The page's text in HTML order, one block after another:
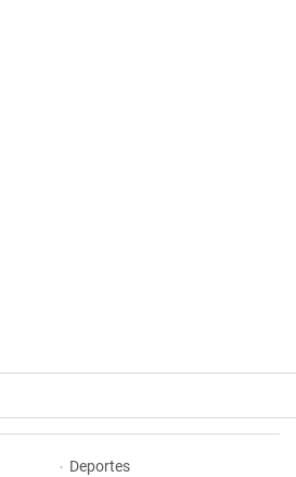
Deportes